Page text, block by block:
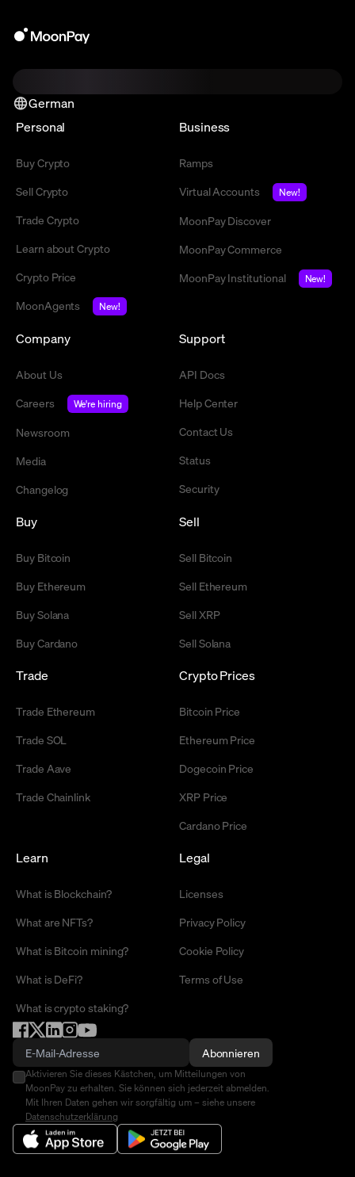
German
Personal
Buy Crypto
Sell Crypto
Trade Crypto
Learn about Crypto
Crypto Price
MoonAgents
New!
Business
Ramps
Virtual Accounts
New!
MoonPay Discover
MoonPay Commerce
MoonPay Institutional
New!
Company
About Us
Careers
We're hiring
Newsroom
Media
Changelog
Support
API Docs
Help Center
Contact Us
Status
Security
Buy
Buy Bitcoin
Buy Ethereum
Buy Solana
Buy Cardano
Sell
Sell Bitcoin
Sell Ethereum
Sell XRP
Sell Solana
Trade
Trade Ethereum
Trade SOL
Trade Aave
Trade Chainlink
Crypto Prices
Bitcoin Price
Ethereum Price
Dogecoin Price
XRP Price
Cardano Price
Learn
What is Blockchain?
What are NFTs?
What is Bitcoin mining?
What is DeFi?
What is crypto staking?
Legal
Licenses
Privacy Policy
Cookie Policy
Terms of Use
Abonnieren
Aktivieren Sie dieses Kästchen, um Mitteilungen von
MoonPay zu erhalten. Sie können sich jederzeit abmelden.
Mit Ihren Daten gehen wir sorgfältig um – siehe unsere
Datenschutzerklärung